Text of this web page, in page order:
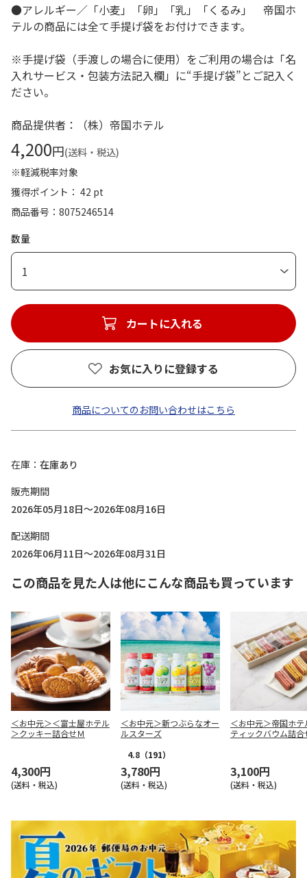
●アレルギー／「小麦」「卵」「乳」「くるみ」 帝国ホ
テルの商品には全て手提げ袋をお付けできます。
※手提げ袋（手渡しの場合に使用）をご利用の場合は「名
入れサービス・包装方法記入欄」に“手提げ袋”とご記入く
ださい。
商品提供者：（株）帝国ホテル
4,200円(送料・税込)
※軽減税率対象
獲得ポイント： 42 pt
商品番号
8075246514
数量
1
カートに入れる
お気に入りに登録する
商品についてのお問い合わせはこちら
在庫
在庫あり
販売期間
2026年05月18日～2026年08月16日
配送期間
2026年06月11日～2026年08月31日
この商品を見た人は他にこんな商品も買っています
＜お中元＞＜富士屋ホテル
＞クッキー詰合せＭ
4,300円
(送料・税込)
＜お中元＞新つぶらなオー
ルスターズ
4.8 （191）
3,780円
(送料・税込)
＜お中元＞帝国ホ
ティックバウム詰合
3,100円
(送料・税込)